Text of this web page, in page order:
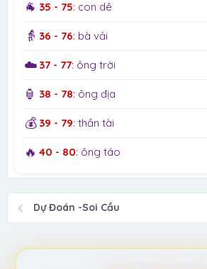
🐐 35 - 75: con dê
👵 36 - 76: bà vải
☁️ 37 - 77: ông trời
🏮 38 - 78: ông địa
💰 39 - 79: thần tài
🔥 40 - 80: ông táo
Dự Đoán -Soi Cầu